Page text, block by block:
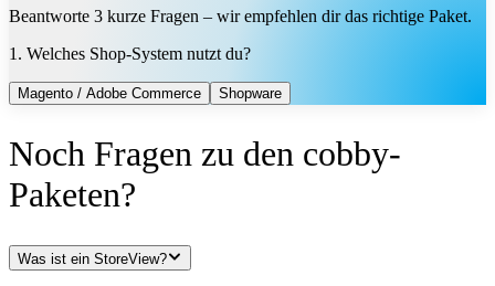
Beantworte 3 kurze Fragen – wir empfehlen dir das richtige Paket.
1. Welches Shop-System nutzt du?
Magento / Adobe Commerce Shopware
Noch Fragen zu den cobby-
Paketen?
Was ist ein StoreView?